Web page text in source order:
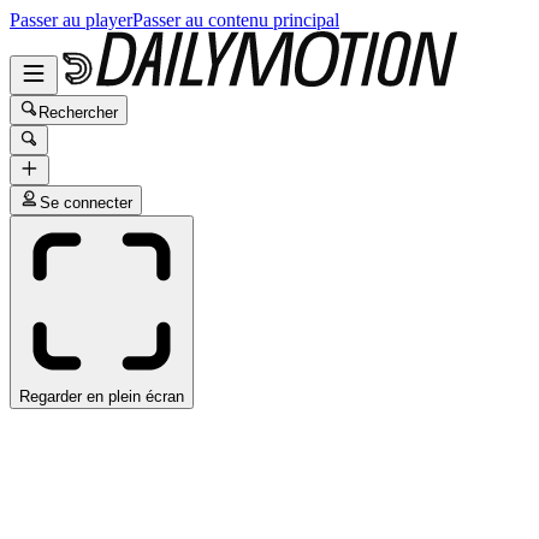
Passer au playerPasser au contenu principal
Rechercher
Se connecter
Regarder en plein écran